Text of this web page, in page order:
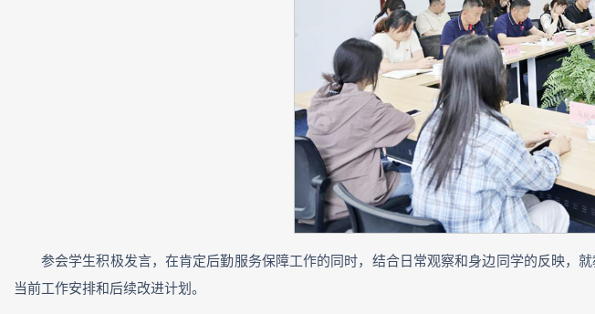
参会学生积极发言，在肯定后勤服务保障工作的同时，结合日常观察和身边同学的反映，
当前工作安排和后续改进计划。